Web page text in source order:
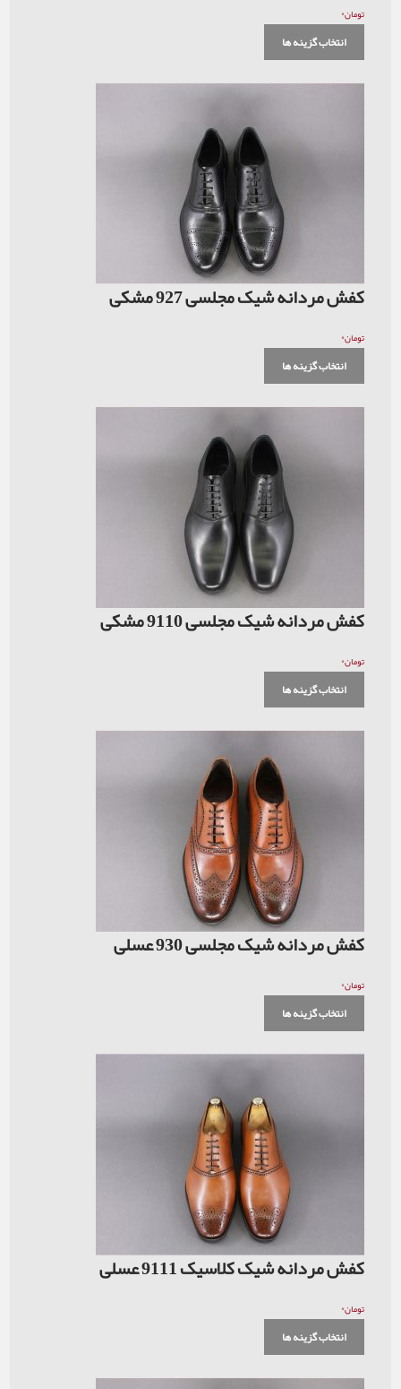
تومان۰
انتخاب گزینه ها
کفش مردانه شیک مجلسی 927 مشکی
تومان۰
انتخاب گزینه ها
کفش مردانه شیک مجلسی 9110 مشکی
تومان۰
انتخاب گزینه ها
کفش مردانه شیک مجلسی 930 عسلی
تومان۰
انتخاب گزینه ها
کفش مردانه شیک کلاسیک 9111 عسلی
تومان۰
انتخاب گزینه ها